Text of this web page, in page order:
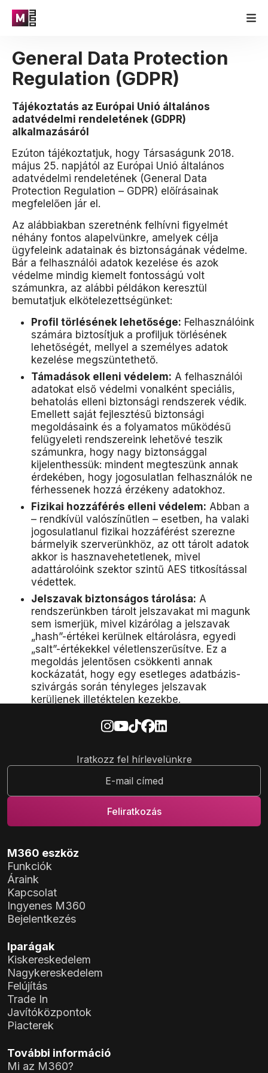
General Data Protection
Regulation (GDPR)
Tájékoztatás az Európai Unió általános
adatvédelmi rendeletének (GDPR)
alkalmazásáról
Ezúton tájékoztatjuk, hogy Társaságunk 2018.
május 25. napjától az Európai Unió általános
adatvédelmi rendeletének (General Data
Protection Regulation – GDPR) előírásainak
megfelelően jár el.
Az alábbiakban szeretnénk felhívni figyelmét
néhány fontos alapelvünkre, amelyek célja
ügyfeleink adatainak és biztonságának védelme.
Bár a felhasználói adatok kezelése és azok
védelme mindig kiemelt fontosságú volt
számunkra, az alábbi példákon keresztül
bemutatjuk elkötelezettségünket:
Profil törlésének lehetősége: Felhasználóink
számára biztosítjuk a profiljuk törlésének
lehetőségét, mellyel a személyes adatok
kezelése megszüntethető.
Támadások elleni védelem: A felhasználói
adatokat első védelmi vonalként speciális,
behatolás elleni biztonsági rendszerek védik.
Emellett saját fejlesztésű biztonsági
megoldásaink és a folyamatos működésű
felügyeleti rendszereink lehetővé teszik
számunkra, hogy nagy biztonsággal
kijelenthessük: mindent megteszünk annak
érdekében, hogy jogosulatlan felhasználók ne
férhessenek hozzá érzékeny adatokhoz.
Fizikai hozzáférés elleni védelem: Abban a
– rendkívül valószínűtlen – esetben, ha valaki
jogosulatlanul fizikai hozzáférést szerezne
bármelyik szerverünkhöz, az ott tárolt adatok
akkor is hasznavehetetlenek, mivel
adattárolóink szektor szintű AES titkosítással
védettek.
Jelszavak biztonságos tárolása: A
rendszerünkben tárolt jelszavakat mi magunk
sem ismerjük, mivel kizárólag a jelszavak
„hash”-értékei kerülnek eltárolásra, egyedi
„salt”-értékekkel véletlenszerűsítve. Ez a
megoldás jelentősen csökkenti annak
kockázatát, hogy egy esetleges adatbázis-
szivárgás során tényleges jelszavak
kerüljenek illetéktelen kezekbe.
Iratkozz fel hírlevelünkre
M360 eszköz
Funkciók
Áraink
Kapcsolat
Ingyenes M360
Bejelentkezés
Iparágak
Kiskereskedelem
Nagykereskedelem
Felújítás
Trade In
Javítóközpontok
Piacterek
További információ
Mi az M360?